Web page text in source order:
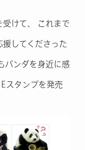
けて、 これまで
してくださった
パンダを身近に感
スタンプを発売